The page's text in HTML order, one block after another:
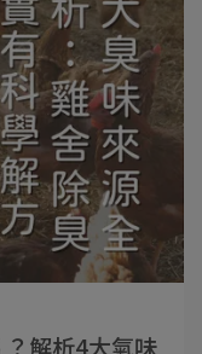
解析4大氣味